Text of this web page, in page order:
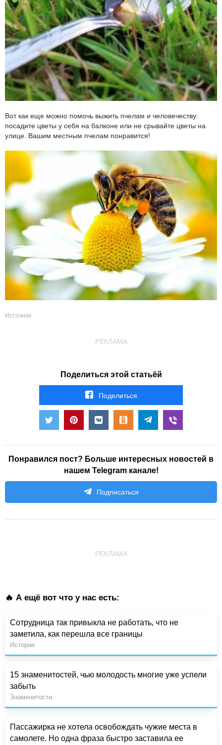
Вот как еще можно помочь выжить пчелам и человечеству:
посадите цветы у себя на балконе или не срывайте цветы на
улице. Вашим местным пчелам понравится!
Источник
РЕКЛАМА
Поделиться этой статьёй
Поделиться
Понравился пост? Больше интересных новостей в
нашем Telegram канале!
Подписаться
РЕКЛАМА
🔥 А ещё вот что у нас есть:
Сотрудница так привыкла не работать, что не
заметила, как перешла все границы
Истории
15 знаменитостей, чью молодость многие уже успели
забыть
Знаменитости
Пассажирка не хотела освобождать чужие места в
самолете. Но одна фраза быстро заставила ее